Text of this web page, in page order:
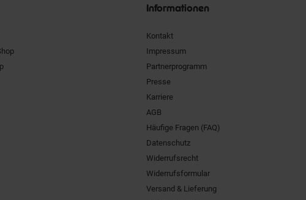
Informationen
Kontakt
Impressum
Partnerprogramm
Presse
Karriere
AGB
Häufige Fragen (FAQ)
Datenschutz
Widerrufsrecht
Widerrufsformular
Versand & Lieferung